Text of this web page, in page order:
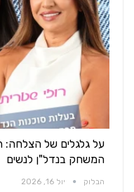
על גלגלים של הצלחה:
המשחק בנדל"ן לנשים
הבלוק יול 16, 2026